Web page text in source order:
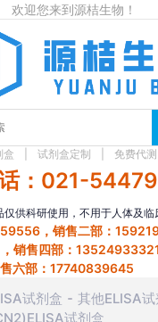
欢迎您来到源桔生物！
盒 试剂盒定制 免费代测
：021-
仅供科研使用，不用于人体及临
，销售二部：
销售四部：
六部：17740839645
试剂盒
其他ELISA试
试剂盒